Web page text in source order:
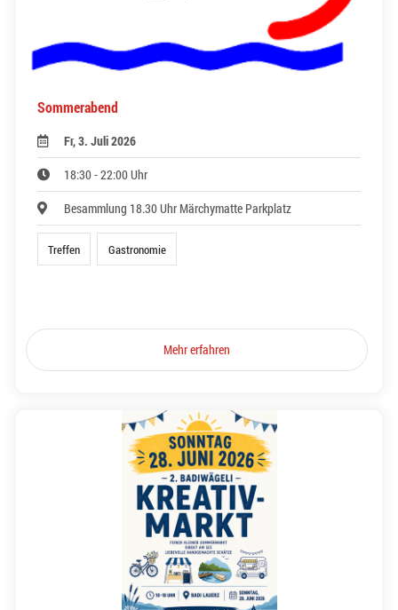
Sommerabend
Fr, 3. Juli 2026
18:30 - 22:00 Uhr
Besammlung 18.30 Uhr Märchymatte Parkplatz
Treffen Gastronomie
Mehr erfahren